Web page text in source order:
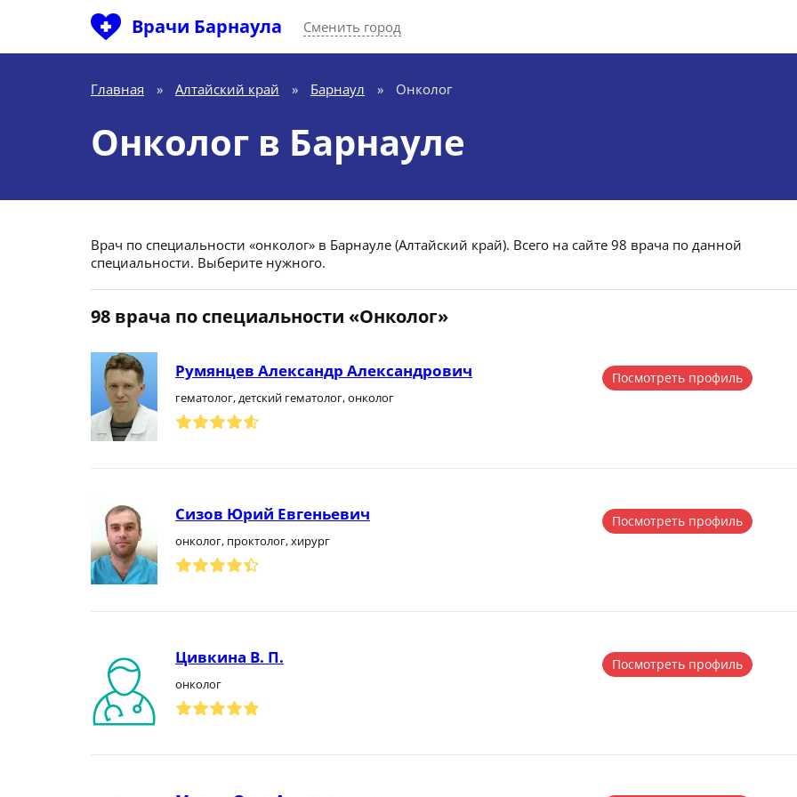
Врачи Барнаула Сменить город
Главная » Алтайский край » Барнаул » Онколог
Онколог в Барнауле
Врач по специальности «онколог» в Барнауле (Алтайский край). Всего на сайте 98 врача по данной
специальности. Выберите нужного.
98 врача по специальности «Онколог»
Румянцев Александр Александрович
гематолог, детский гематолог, онколог
Посмотреть профиль
Сизов Юрий Евгеньевич
онколог, проктолог, хирург
Посмотреть профиль
Цивкина В. П.
онколог
Посмотреть профиль